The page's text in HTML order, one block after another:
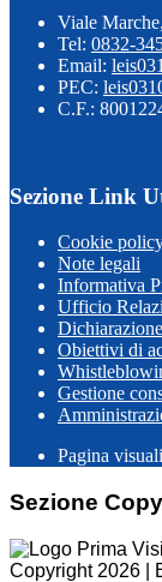
Viale
Tel: 0832-
Email:
PEC:
C.F.:
Sezione Link
Cookie
Note legali
Informativa
Ufficio
Obiettivi di
Gestione
Pagina
Sezione
Copyright 2026 |